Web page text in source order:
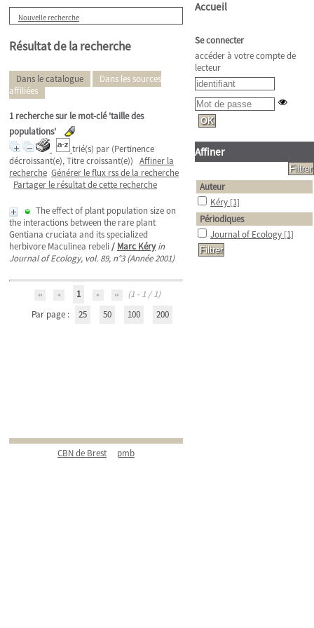
Nouvelle recherche
Résultat de la recherche
Dans le catalogue
Dans les sources
affiliées
1recherche sur le mot-clé'taille des
populations'
trié(s) par (Pertinence
décroissant(e), Titre croissant(e)) Affiner la
recherche Générer le flux rss de la recherche
Partager le résultat de cette recherche
The effect of plant population size on
the interactions between the rare plant
Gentiana cruciata and its specialized
herbivore Maculinea rebeli/ Marc Kéry in
Journal of Ecology, vol. 89, n°3 (Année 2001)
1
(1 - 1 / 1)
Par page :
25 50 100 200
CBN de Brest pmb
Accueil
Se connecter
accéder à votre compte de
lecteur
Affiner
Auteur
Kéry [1]
Périodiques
Journal of Ecology [1]